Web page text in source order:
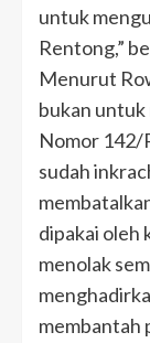
untuk
Rentong,”
Menurut
bukan
Nomor 142/
sudah
dipakai oleh
menolak
membantah